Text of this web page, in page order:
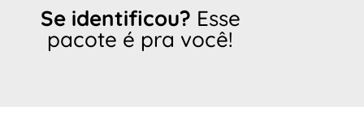
Se identificou? Esse
pacote é pra você!